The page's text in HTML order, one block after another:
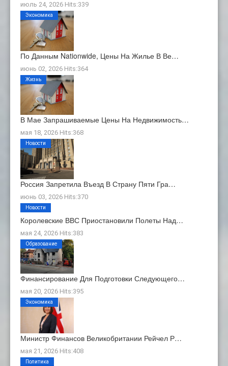
июль 24, 2026 Hits:339
По Данным Nationwide, Цены На Жилье В Ве…
июнь 02, 2026 Hits:364
Экономика
В Мае Запрашиваемые Цены На Недвижимость…
мая 18, 2026 Hits:368
Жизнь
Россия Запретила Въезд В Страну Пяти Гра…
июнь 03, 2026 Hits:370
Новости
Королевские ВВС Приостановили Полеты Над…
мая 24, 2026 Hits:383
Новости
Финансирование Для Подготовки Следующего…
мая 20, 2026 Hits:395
Образование
Министр Финансов Великобритании Рейчел Р…
мая 21, 2026 Hits:408
Экономика
Политика